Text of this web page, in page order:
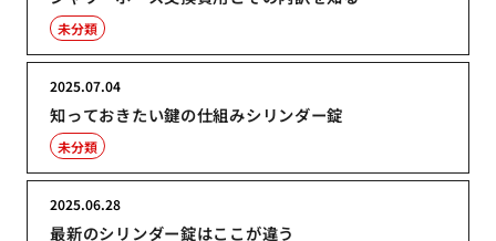
未分類
知っておきたい鍵の仕組みシリンダー錠
2025.07.04
未分類
最新のシリンダー錠はここが違う
2025.06.28